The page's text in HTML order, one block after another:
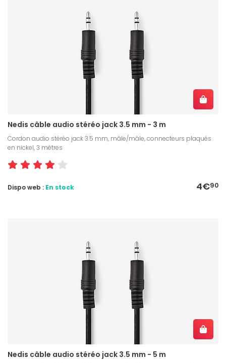
Nedis câble audio stéréo jack 3.5 mm - 3 m
Cordon audio stéréo jack 3.5 mm, mâle/mâle, connecteurs plaqués
en nickel, 3 mètres
4€90
Dispo web : En stock
Nedis câble audio stéréo jack 3.5 mm - 5 m